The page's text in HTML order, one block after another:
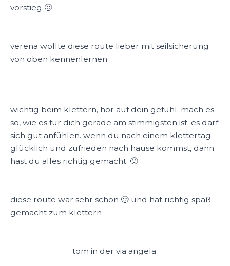
vorstieg 🙂
verena wollte diese route lieber mit seilsicherung
von oben kennenlernen.
wichtig beim klettern, hör auf dein gefühl. mach es
so, wie es für dich gerade am stimmigsten ist. es darf
sich gut anfühlen. wenn du nach einem klettertag
glücklich und zufrieden nach hause kommst, dann
hast du alles richtig gemacht. 🙂
diese route war sehr schön 🙂 und hat richtig spaß
gemacht zum klettern
tom in der via angela